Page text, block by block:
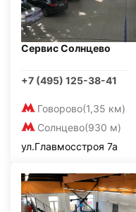
Сервис Солнцево
+7 (495) 125-38-41
Говорово(1,35 км)
Солнцево(930 м)
ул.Главмосстроя 7а